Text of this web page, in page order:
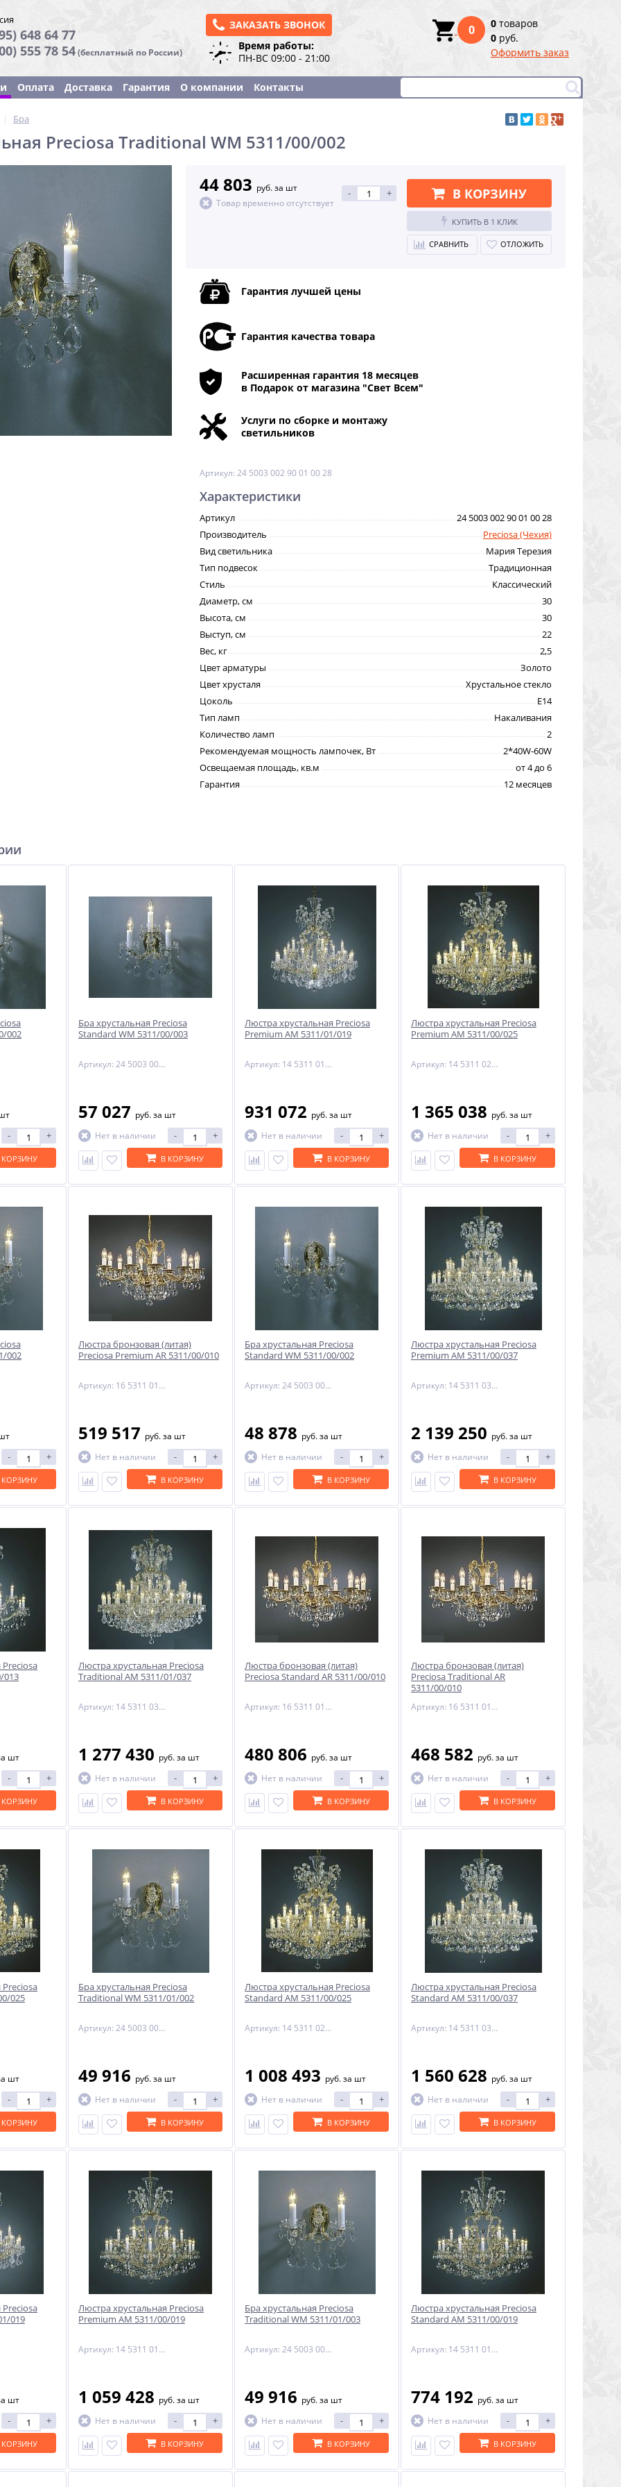
648 64 77
555 78 54(бесплатный по России)
ЗАКАЗАТЬ ЗВОНОК
Время работы:
ПН-ВС 09:00 - 21:00
0 0 товаров
0 руб.
Оформить заказ
Оплата Доставка Гарантия О компании Контакты
| Бра
Preciosa Traditional WM 5311/00/002
44 803 руб. за шт
Товар временно отсутствует
- + В КОРЗИНУ
КУПИТЬ В 1 КЛИК
СРАВНИТЬ ОТЛОЖИТЬ
Гарантия лучшей цены
Гарантия качества товара
Расширенная гарантия 18 месяцев
в Подарок от магазина "Свет Всем"
Услуги по сборке и монтажу
светильников
Артикул: 24 5003 002 90 01 00 28
Характеристики
Артикул
24 5003 002 90 01 00 28
Производитель
Preciosa (Чехия)
Вид светильника
Мария Терезия
Тип подвесок
Традиционная
Стиль
Классический
Диаметр, см
30
Высота, см
30
Выступ, см
22
Вес, кг
2,5
Цвет арматуры
Золото
Цвет хрусталя
Хрустальное стекло
Цоколь
E14
Тип ламп
Накаливания
Количество ламп
2
Рекомендуемая мощность лампочек, Вт
2*40W-60W
Освещаемая площадь, кв.м
от 4 до 6
Гарантия
12 месяцев
002
- +
КОРЗИНУ
Бра хрустальная Preciosa
Standard WM 5311/00/003
Артикул: 24 5003 003 90 01 02 35
57 027 руб.за шт
Нет в наличии
- +
В КОРЗИНУ
Люстра хрустальная Preciosa
Premium AM 5311/01/019
Артикул: 14 5311 019 90 11 00 70
931 072 руб.за шт
Нет в наличии
- +
В КОРЗИНУ
Люстра хрустальная Preciosa
Premium AM 5311/00/025
Артикул: 14 5311 025 90 11 01 70
1 365 038 руб.за шт
Нет в наличии
- +
В КОРЗИНУ
002
- +
КОРЗИНУ
Люстра бронзовая (литая)
Preciosa Premium AR 5311/00/010
Артикул: 16 5311 010 85 00 00 70
519 517 руб.за шт
Нет в наличии
- +
В КОРЗИНУ
Бра хрустальная Preciosa
Standard WM 5311/00/002
Артикул: 24 5003 002 90 01 00 35
48 878 руб.за шт
Нет в наличии
- +
В КОРЗИНУ
Люстра хрустальная Preciosa
Premium AM 5311/00/037
Артикул: 14 5311 037 90 11 01 70
2 139 250 руб.за шт
Нет в наличии
- +
В КОРЗИНУ
013
шт
- +
КОРЗИНУ
Люстра хрустальная Preciosa
Traditional AM 5311/01/037
Артикул: 14 5311 037 90 01 00 28
1 277 430 руб.за шт
Нет в наличии
- +
В КОРЗИНУ
Люстра бронзовая (литая)
Preciosa Standard AR 5311/00/010
Артикул: 16 5311 010 85 00 00 35
480 806 руб.за шт
Нет в наличии
- +
В КОРЗИНУ
Люстра бронзовая (литая)
Preciosa Traditional AR
5311/00/010
Артикул: 16 5311 010 85 00 00 28
468 582 руб.за шт
Нет в наличии
- +
В КОРЗИНУ
025
шт
- +
КОРЗИНУ
Бра хрустальная Preciosa
Traditional WM 5311/01/002
Артикул: 24 5003 002 90 01 01 02
49 916 руб.за шт
Нет в наличии
- +
В КОРЗИНУ
Люстра хрустальная Preciosa
Standard AM 5311/00/025
Артикул: 14 5311 025 90 01 01 35
1 008 493 руб.за шт
Нет в наличии
- +
В КОРЗИНУ
Люстра хрустальная Preciosa
Standard AM 5311/00/037
Артикул: 14 5311 037 90 01 01 35
1 560 628 руб.за шт
Нет в наличии
- +
В КОРЗИНУ
019
шт
- +
КОРЗИНУ
Люстра хрустальная Preciosa
Premium AM 5311/00/019
Артикул: 14 5311 019 90 11 03 70
1 059 428 руб.за шт
Нет в наличии
- +
В КОРЗИНУ
Бра хрустальная Preciosa
Traditional WM 5311/01/003
Артикул: 24 5003 003 90 01 01 02
49 916 руб.за шт
Нет в наличии
- +
В КОРЗИНУ
Люстра хрустальная Preciosa
Standard AM 5311/00/019
Артикул: 14 5311 019 90 01 03 35
774 192 руб.за шт
Нет в наличии
- +
В КОРЗИНУ